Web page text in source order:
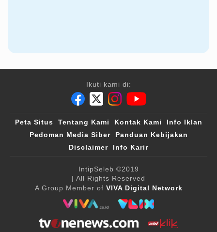
Ikuti kami di:
Peta Situs Tentang Kami Kontak Kami
Info Iklan
Pedoman Media Siber
Panduan Kebijakan
Disclaimer
Info Karir
IntipSeleb ©2019
| All Rights Reserved
A Group Member of VIVA Digital Network